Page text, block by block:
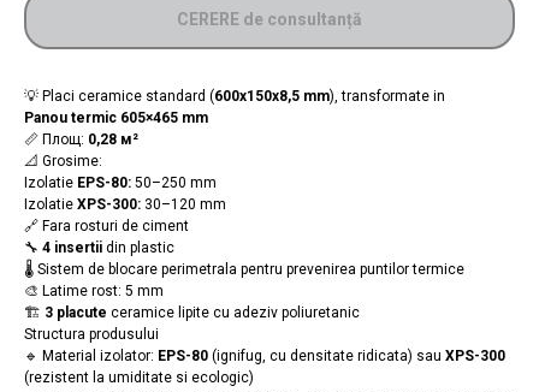
CERERE de consultanță
💡 Placi ceramice standard (600x150x8,5 mm), transformate in
Panou termic 605×465 mm
📏 Площ: 0,28 м²
📐 Grosime:
Izolatie EPS-80: 50–250 mm
Izolatie XPS-300: 30–120 mm
🔗 Fara rosturi de ciment
🔧 4 insertii din plastic
🌡️ Sistem de blocare perimetrala pentru prevenirea puntilor termice
🎨 Latime rost: 5 mm
🏗️ 3 placute ceramice lipite cu adeziv poliuretanic
Structura produsului
🔹 Material izolator: EPS-80 (ignifug, cu densitate ridicata) sau XPS-300
(rezistent la umiditate si ecologic)